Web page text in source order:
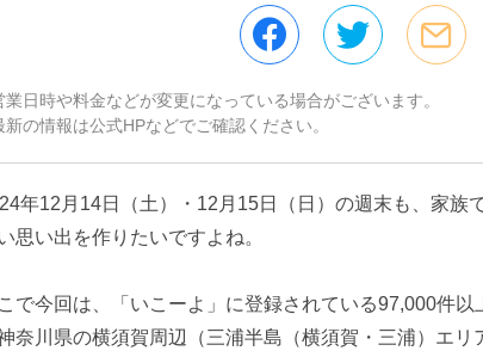
業日時や料金などが変更になっている場合がございます。
新の情報は公式HPなどでご確認ください。
年12月14日（土）・12月15日（日）の週末も、家族
思い出を作りたいですよね。
で今回は、「いこーよ」に登録されている97,000件以
神奈川県の横須賀周辺（三浦半島（横須賀・三浦）エリ